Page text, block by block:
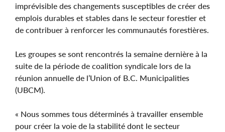
imprévisible des changements susceptibles de créer des
emplois durables et stables dans le secteur forestier et
de contribuer à renforcer les communautés forestières.
Les groupes se sont rencontrés la semaine dernière à la
suite de la période de coalition syndicale lors de la
réunion annuelle de l’Union of B.C. Municipalities
(UBCM).
« Nous sommes tous déterminés à travailler ensemble
pour créer la voie de la stabilité dont le secteur